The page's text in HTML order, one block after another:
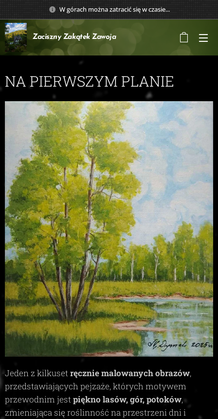
W górach można zatracić się w czasie...
Zaciszny Zakątek Zawoja
NA PIERWSZYM PLANIE
Jeden z kilkusetręcznie malowanych obrazów,
przedstawiających pejzaże, których motywem
przewodnim jestpiękno lasów, gór, potoków,
zmieniająca się roślinność na przestrzeni dni i